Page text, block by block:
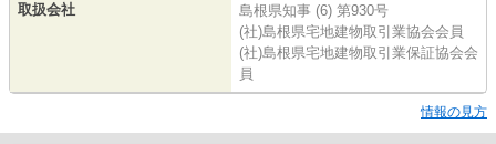
取扱会社
島根県知事 (6) 第930号
(社)島根県宅地建物取引業協会会員
(社)島根県宅地建物取引業保証協会会
員
情報の見方